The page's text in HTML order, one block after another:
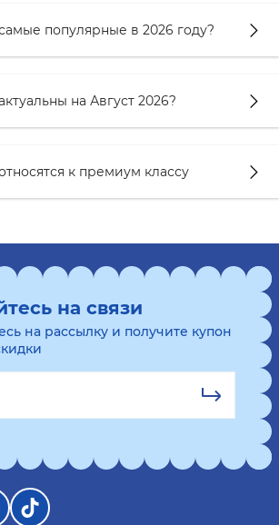
популярные в 2026 году?
на Август 2026?
к премиум классу
на связи
на рассылку и получите купон